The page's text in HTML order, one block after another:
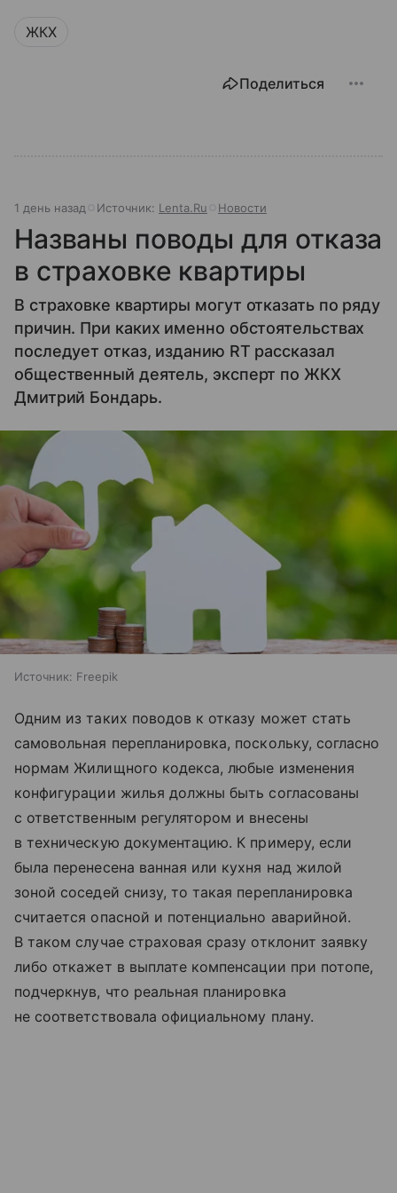
ЖКХ
Поделиться
1 день назад Источник: Lenta.Ru Новости
Названы поводы для отказа
в страховке квартиры
В страховке квартиры могут отказать по ряду
причин. При каких именно обстоятельствах
последует отказ, изданию RT рассказал
общественный деятель, эксперт по ЖКХ
Дмитрий Бондарь.
Источник: Freepik
Одним из таких поводов к отказу может стать
самовольная перепланировка, поскольку, согласно
нормам Жилищного кодекса, любые изменения
конфигурации жилья должны быть согласованы
с ответственным регулятором и внесены
в техническую документацию. К примеру, если
была перенесена ванная или кухня над жилой
зоной соседей снизу, то такая перепланировка
считается опасной и потенциально аварийной.
В таком случае страховая сразу отклонит заявку
либо откажет в выплате компенсации при потопе,
подчеркнув, что реальная планировка
не соответствовала официальному плану.